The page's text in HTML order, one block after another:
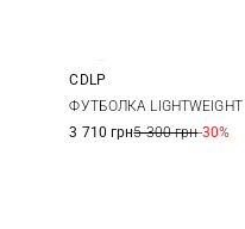
XS S M
CDLP
ФУТБОЛКА LIGHTWEIGHT
3 710 грн5 300 грн-30%